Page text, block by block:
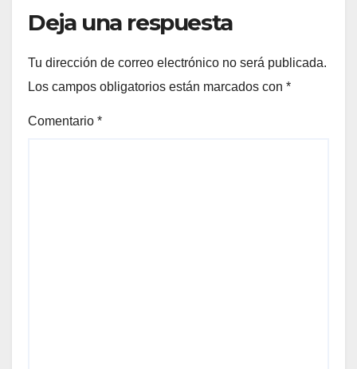
Deja una respuesta
Tu dirección de correo electrónico no será publicada.
Los campos obligatorios están marcados con *
Comentario *